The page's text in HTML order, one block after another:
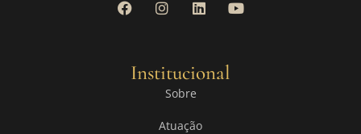
Institucional
Sobre
Atuação